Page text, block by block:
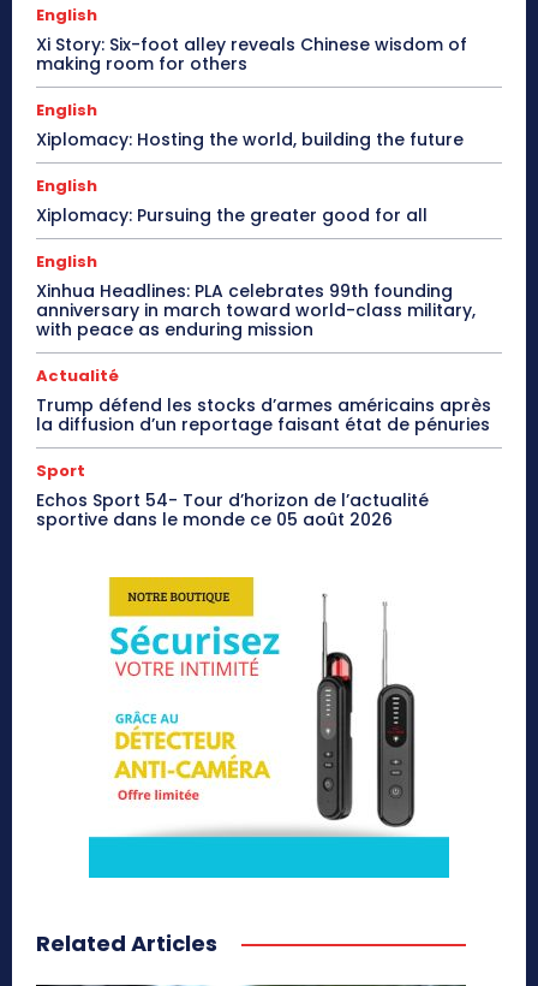
English
Xi Story: Six-foot alley reveals Chinese wisdom of
making room for others
English
Xiplomacy: Hosting the world, building the future
English
Xiplomacy: Pursuing the greater good for all
English
Xinhua Headlines: PLA celebrates 99th founding
anniversary in march toward world-class military,
with peace as enduring mission
Actualité
Trump défend les stocks d’armes américains après
la diffusion d’un reportage faisant état de pénuries
Sport
Echos Sport 54- Tour d’horizon de l’actualité
sportive dans le monde ce 05 août 2026
Related Articles